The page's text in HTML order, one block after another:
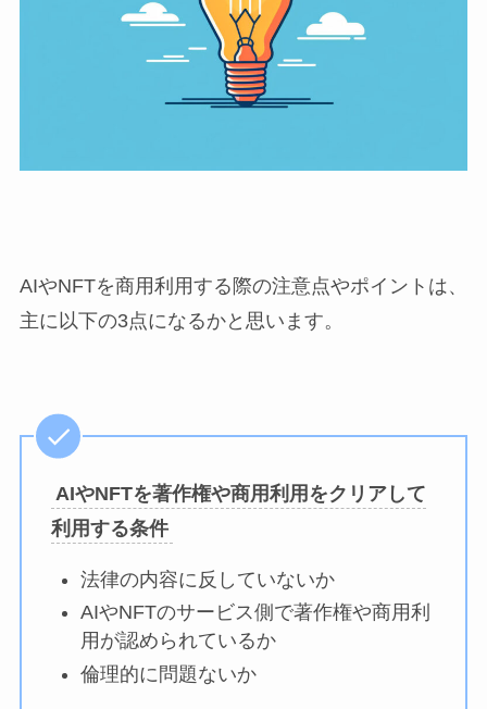
AIやNFTを商用利用する際の注意点やポイントは、
主に以下の3点になるかと思います。
AIやNFTを著作権や商用利用をクリアして
利用する条件
法律の内容に反していないか
AIやNFTのサービス側で著作権や商用利
用が認められているか
倫理的に問題ないか